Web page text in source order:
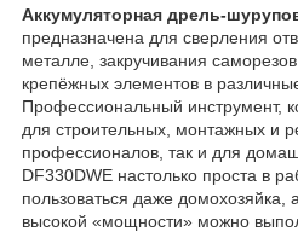
Аккумуляторная дрель-
предназначена для сверления
металле, закручивания
крепёжных элементов в
Профессиональный инструмент,
для строительных, монтажных и
профессионалов, так и для
DF330DWE настолько проста в
пользоваться даже домохозяйка,
высокой «мощности» можно